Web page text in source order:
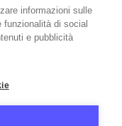
informazioni sulle
di social
e pubblicità